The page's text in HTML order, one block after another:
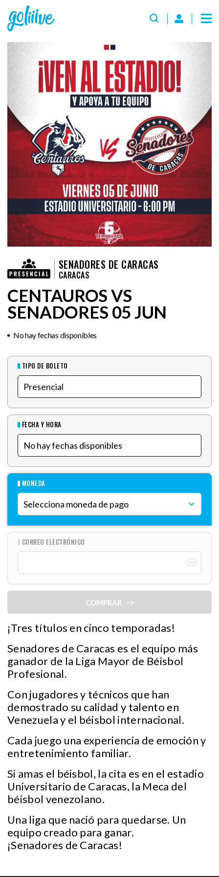
SENADORES DE CARACAS
CARACAS
CENTAUROS VS
SENADORES 05 JUN
No hay fechas disponibles
TIPO DE BOLETO
FECHA Y HORA
MONEDA
CORREO ELECTRÓNICO
COMPRAR
¡Tres títulos en cinco temporadas!
Senadores de Caracas es el equipo más
ganador de la Liga Mayor de Béisbol
Profesional.
Con jugadores y técnicos que han
demostrado su calidad y talento en
Venezuela y el béisbol internacional.
Cada juego una experiencia de emoción y
entretenimiento familiar.
Si amas el béisbol, la cita es en el estadio
Universitario de Caracas, la Meca del
béisbol venezolano.
Una liga que nació para quedarse. Un
equipo creado para ganar.
¡Senadores de Caracas!